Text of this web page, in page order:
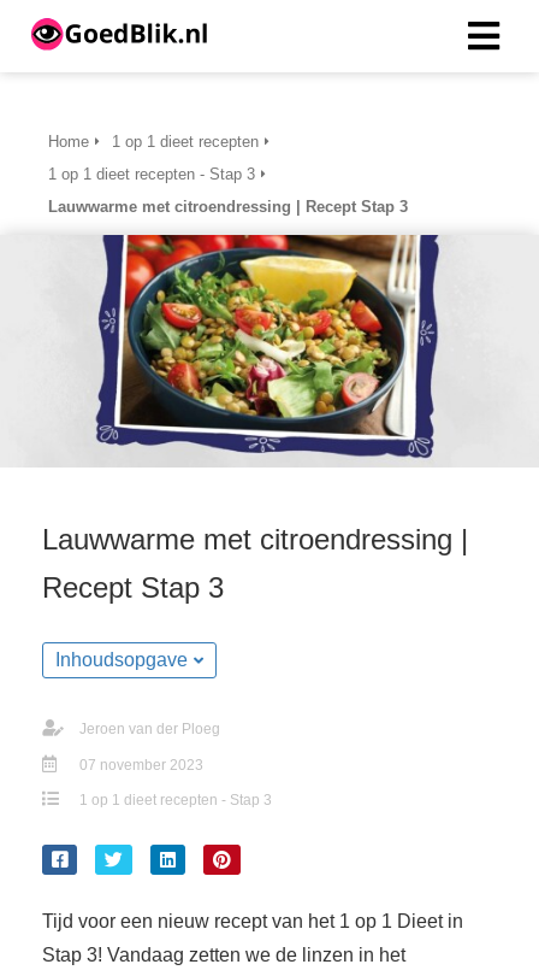
Home
1 op 1 dieet recepten
1 op 1 dieet recepten - Stap 3
Lauwwarme met citroendressing | Recept Stap 3
Lauwwarme met citroendressing |
Recept Stap 3
Inhoudsopgave
Jeroen van der Ploeg
07 november 2023
1 op 1 dieet recepten - Stap 3
Tijd voor een nieuw recept van het 1 op 1 Dieet in
Stap 3! Vandaag zetten we de linzen in het
beleid
gebruikt
kan de
worden
te
over
van